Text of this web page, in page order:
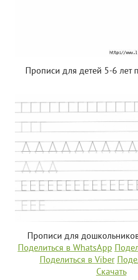
Прописи для детей 5-6 лет
Прописи для
Поделиться в WhatsApp
Поделиться в Viber
Скачать